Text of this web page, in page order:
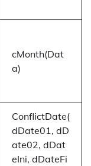
cMonth(Dat
a)
ConflictDate(
dDate01, dD
ate02, dDat
eIni, dDateFi